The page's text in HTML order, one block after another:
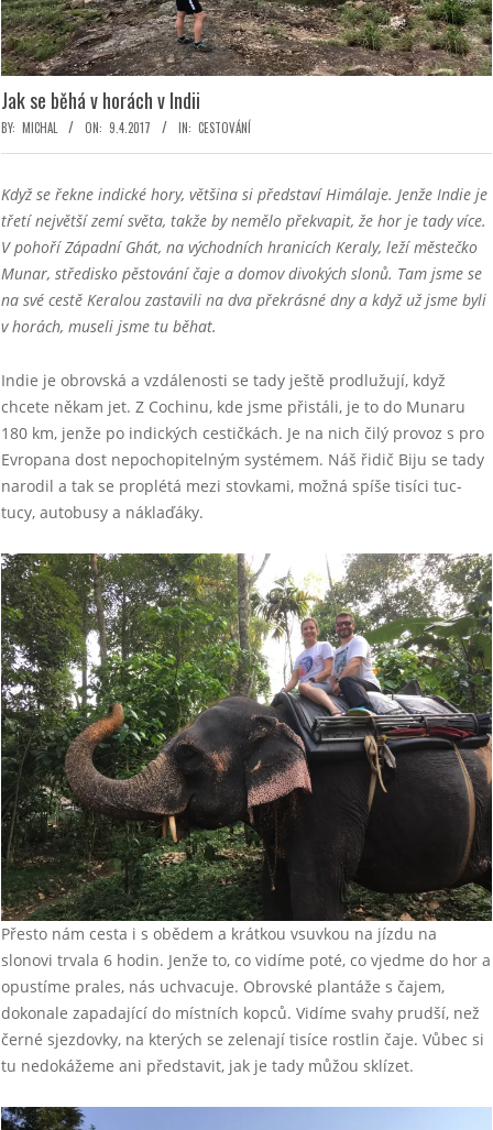
Jak se běhá v horách v Indii
BY: MICHAL ON: 9.4.2017 IN: CESTOVÁNÍ
Když se řekne indické hory, většina si představí Himálaje. Jenže Indie je
třetí největší zemí světa, takže by nemělo překvapit, že hor je tady více.
V pohoří Západní Ghát, na východních hranicích Keraly, leží městečko
Munar, středisko pěstování čaje a domov divokých slonů. Tam jsme se
na své cestě Keralou zastavili na dva překrásné dny a když už jsme byli
v horách, museli jsme tu běhat.
Indie je obrovská a vzdálenosti se tady ještě prodlužují, když
chcete někam jet. Z Cochinu, kde jsme přistáli, je to do Munaru
180 km, jenže po indických cestičkách. Je na nich čilý provoz s pro
Evropana dost nepochopitelným systémem. Náš řidič Biju se tady
narodil a tak se proplétá mezi stovkami, možná spíše tisíci tuc-
tucy, autobusy a náklaďáky.
Přesto nám cesta i s obědem a krátkou vsuvkou na jízdu na
slonovi trvala 6 hodin. Jenže to, co vidíme poté, co vjedme do hor a
opustíme prales, nás uchvacuje. Obrovské plantáže s čajem,
dokonale zapadající do místních kopců. Vidíme svahy prudší, než
černé sjezdovky, na kterých se zelenají tisíce rostlin čaje. Vůbec si
tu nedokážeme ani představit, jak je tady můžou sklízet.